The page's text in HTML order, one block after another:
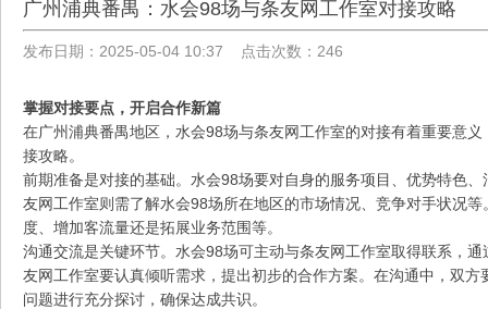
广州浦典番禺：水会98场与条友网工作室对接攻略
发布日期：2025-05-04 10:37 点击次数：246
掌握对接要点，开启合作新篇
在广州浦典番禺地区，水会98场与条友网工作室的对接有着重要意
接攻略。
前期准备是对接的基础。水会98场要对自身的服务项目、优势特色
友网工作室则需了解水会98场所在地区的市场情况、竞争对手状况
度、增加客流量还是拓展业务范围等。
沟通交流是关键环节。水会98场可主动与条友网工作室取得联系，
友网工作室要认真倾听需求，提出初步的合作方案。在沟通中，双
问题进行充分探讨，确保达成共识。